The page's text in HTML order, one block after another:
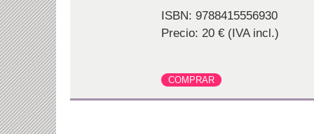
ISBN: 9788415556930
Precio: 20 € (IVA incl.)